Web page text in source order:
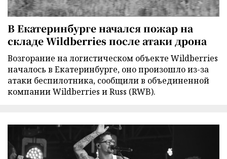
В Екатеринбурге начался пожар на
складе Wildberries после атаки дрона
Возгорание на логистическом объекте Wildberries
началось в Екатеринбурге, оно произошло из-за
атаки беспилотника, сообщили в объединенной
компании Wildberries и Russ (RWB).